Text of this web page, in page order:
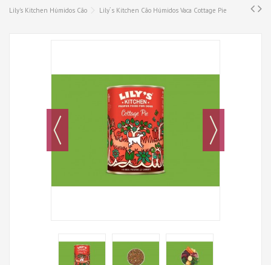
Lily's Kitchen Húmidos Cão
Lily´s Kitchen Cão Húmidos Vaca Cottage Pie